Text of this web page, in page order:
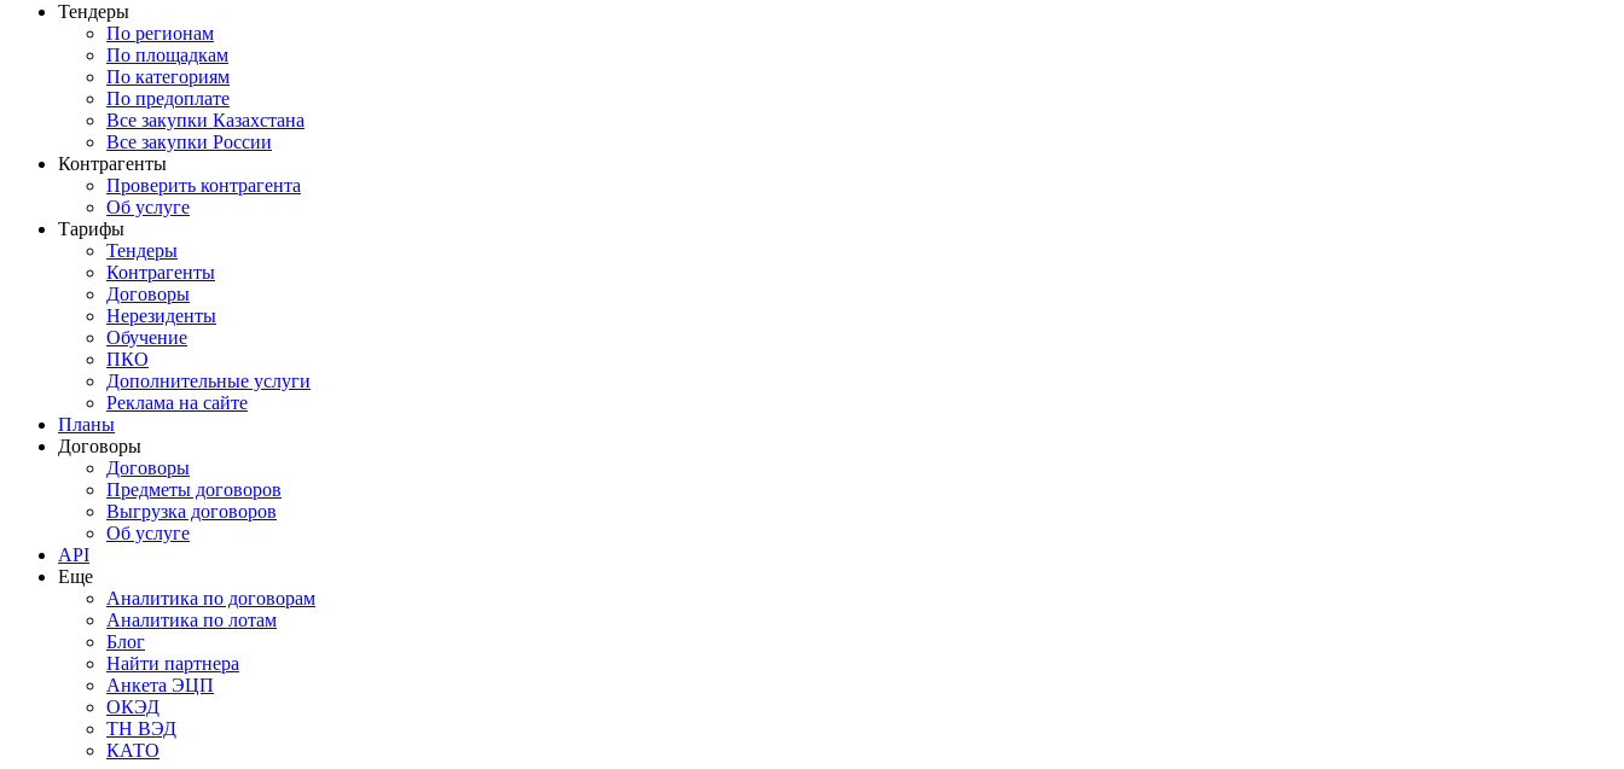
Тендеры
По регионам
По площадкам
По категориям
По предоплате
Все закупки Казахстана
Все закупки России
Контрагенты
Проверить контрагента
Об услуге
Тарифы
Тендеры
Контрагенты
Договоры
Нерезиденты
Обучение
ПКО
Дополнительные услуги
Реклама на сайте
Планы
Договоры
Договоры
Предметы договоров
Выгрузка договоров
Об услуге
API
Еще
Аналитика по договорам
Аналитика по лотам
Блог
Найти партнера
Анкета ЭЦП
ОКЭД
ТН ВЭД
КАТО